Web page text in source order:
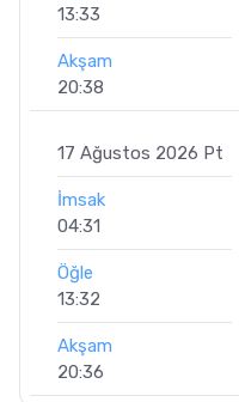
13:33
Akşam
20:38
17 Ağustos 2026 Pt
İmsak
04:31
Öğle
13:32
Akşam
20:36